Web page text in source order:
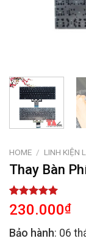
HOME / LINH KIỆN
Thay Bàn
Rated
5.00
out of 5
2
customer
230.000₫
Bảo hành: 06